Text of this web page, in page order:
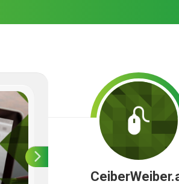
Kostenlose e-Mail –